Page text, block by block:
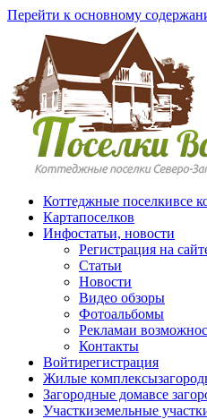
Перейти к основному
Коттеджные поселкивсе
Картапоселков
Инфостатьи, новости
Регистрация на
Статьи
Новости
Видео обзоры
Фотоальбомы
Рекламаи
Контакты
Войтирегистрация
Жилые комплексы
Загородные домавсе
Участкиземельные